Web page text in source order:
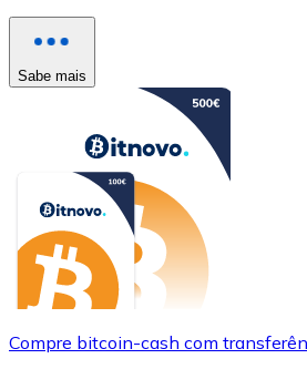
Sabe mais
Compre bitcoin-cash com